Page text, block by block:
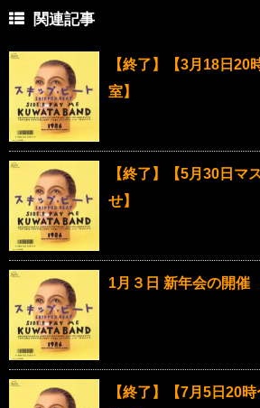
関連記事
【終了】【3月18日20
室】
【終了】【5月30日マ
せ】
1月３日 新年会の開催
【終了】【7月5日20